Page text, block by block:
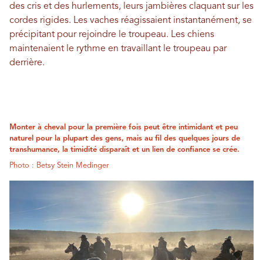
des cris et des hurlements, leurs jambières claquant sur les
cordes rigides. Les vaches réagissaient instantanément, se
précipitant pour rejoindre le troupeau. Les chiens
maintenaient le rythme en travaillant le troupeau par
derrière.
Monter à cheval pour la première fois peut être intimidant et peu
naturel pour la plupart des gens, mais au fil des quelques jours de
transhumance, la timidité disparaît et un lien de confiance se crée.
Photo : Betsy Stein Medinger